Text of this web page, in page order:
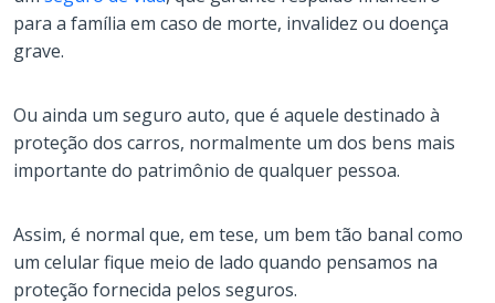
para a família em caso de morte, invalidez ou doença
grave.
Ou ainda um seguro auto, que é aquele destinado à
proteção dos carros, normalmente um dos bens mais
importante do patrimônio de qualquer pessoa.
Assim, é normal que, em tese, um bem tão banal como
um celular fique meio de lado quando pensamos na
proteção fornecida pelos seguros.